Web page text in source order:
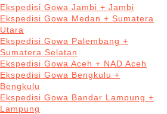
Ekspedisi Gowa Jambi + Jambi
Ekspedisi Gowa Medan + Sumatera
Utara
Ekspedisi Gowa Palembang +
Sumatera Selatan
Ekspedisi Gowa Aceh + NAD Aceh
Ekspedisi Gowa Bengkulu +
Bengkulu
Ekspedisi Gowa Bandar Lampung +
Lampung